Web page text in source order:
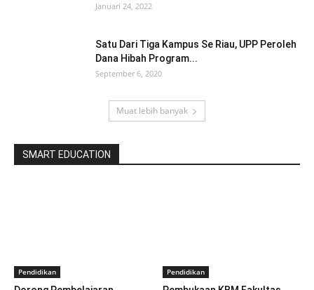
Januari 24, 2022
Satu Dari Tiga Kampus Se Riau, UPP Peroleh
Dana Hibah Program...
September 6, 2020
Muat lebih banyak
SMART EDUCATION
Pendidikan Pendidikan